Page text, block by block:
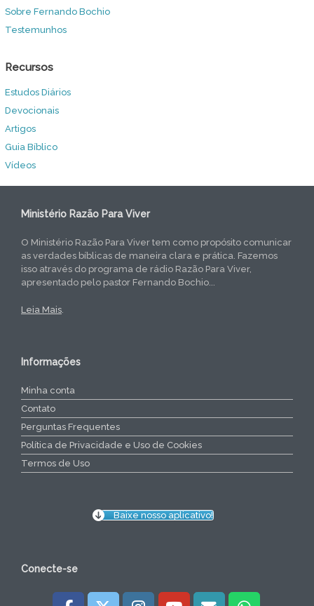
Sobre Fernando Bochio
Testemunhos
Recursos
Estudos Diários
Devocionais
Artigos
Guia Bíblico
Vídeos
Ministério Razão Para Viver
O Ministério Razão Para Viver tem como propósito comunicar
as verdades bíblicas de maneira clara e prática. Fazemos
isso através do programa de rádio Razão Para Viver,
apresentado pelo pastor Fernando Bochio...
Leia Mais
Informações
Minha conta
Contato
Perguntas Frequentes
Política de Privacidade e Uso de Cookies
Termos de Uso
Baixe nosso aplicativo!
Conecte-se